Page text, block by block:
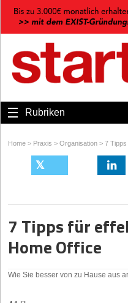
Rubriken
Home > Praxis > Organisation > 7 Tipps
7 Tipps für
Home Office
Wie Sie besser von zu Hause aus